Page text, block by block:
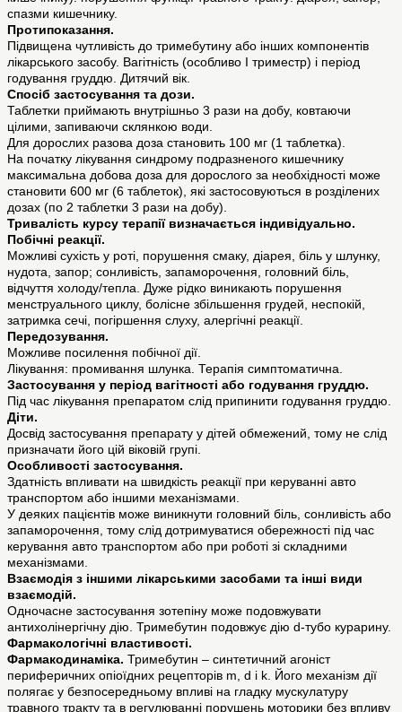
спазми кишечнику.
Протипоказання.
Підвищена чутливість до тримебутину або інших компонентів
лікарського засобу. Вагітність (особливо І триместр) і період
годування груддю. Дитячий вік.
Спосіб застосування та дози.
Таблетки приймають внутрішньо 3 рази на добу, ковтаючи
цілими, запиваючи склянкою води.
Для дорослих разова доза становить 100 мг (1 таблетка).
На початку лікування синдрому подразненого кишечнику
максимальна добова доза для дорослого за необхідності може
становити 600 мг (6 таблеток), які застосовуються в розділених
дозах (по 2 таблетки 3 рази на добу).
Тривалість курсу терапії визначається індивідуально.
Побічні реакції.
Можливі сухість у роті, порушення смаку, діарея, біль у шлунку,
нудота, запор; сонливість, запаморочення, головний біль,
відчуття холоду/тепла. Дуже рідко виникають порушення
менструального циклу, болісне збільшення грудей, неспокій,
затримка сечі, погіршення слуху, алергічні реакції.
Передозування.
Можливе посилення побічної дії.
Лікування: промивання шлунка. Терапія симптоматична.
Застосування у період вагітності або годування груддю.
Під час лікування препаратом слід припинити годування груддю.
Діти.
Досвід застосування препарату у дітей обмежений, тому не слід
призначати його цій віковій групі.
Особливості застосування.
Здатність впливати на швидкість реакції при керуванні авто
транспортом або іншими механізмами.
У деяких пацієнтів може виникнути головний біль, сонливість або
запаморочення, тому слід дотримуватися обережності під час
керування авто транспортом або при роботі зі складними
механізмами.
Взаємодія з іншими лікарськими засобами та інші види
взаємодій.
Одночасне застосування зотепіну може подовжувати
антихолінергічну дію. Тримебутин подовжує дію d-тубо курарину.
Фармакологічні властивості.
Фармакодинаміка. Тримебутин – синтетичний агоніст
периферичних опіоїдних рецепторів m, d і k. Його механізм дії
полягає у безпосередньому впливі на гладку мускулатуру
травного тракту та в регулюванні порушень моторики без впливу